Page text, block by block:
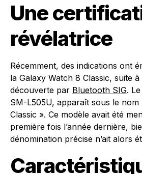
Une
révélatrice
Récemment, des indications ont
la Galaxy Watch 8 Classic, suite
découverte par Bluetooth SIG.
SM-L505U, apparaît sous le nom
Classic ». Ce modèle avait été
première fois l’année dernière,
dénomination précise n’ait alors